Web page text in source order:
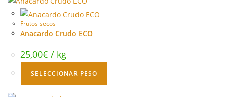
Frutos secos
Anacardo Crudo ECO
25,00€ / kg
SELECCIONAR PESO